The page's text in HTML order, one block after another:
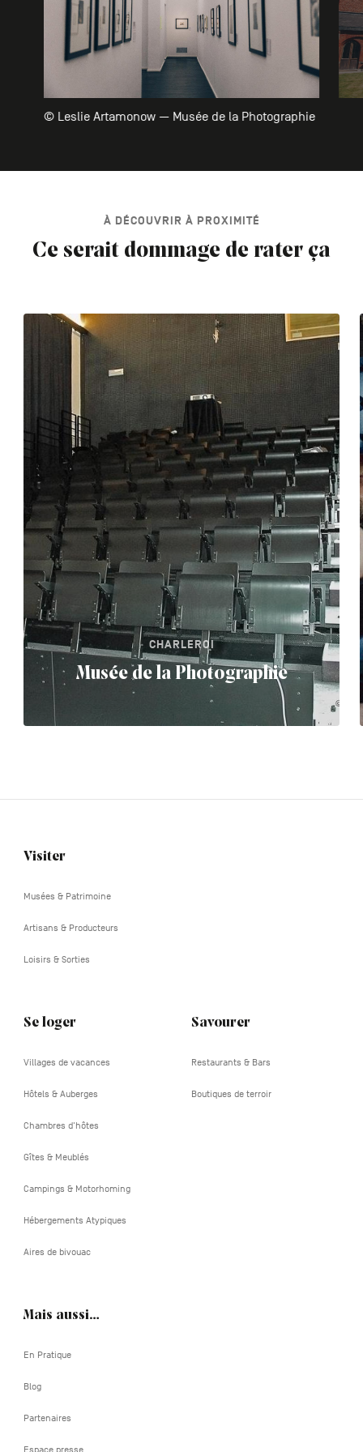
© Leslie Artamonow — Musée de la Photographie
À DÉCOUVRIR À PROXIMITÉ
Ce serait dommage de rater ça
CHARLEROI
Musée de la Photographie
Navigation
Visiter
Musées & Patrimoine
Artisans & Producteurs
Loisirs & Sorties
Se loger
Villages de vacances
Hôtels & Auberges
Chambres d'hôtes
Gîtes & Meublés
Campings & Motorhoming
Hébergements Atypiques
Aires de bivouac
Savourer
Restaurants & Bars
Boutiques de terroir
Mais aussi…
En Pratique
Blog
Partenaires
Espace presse